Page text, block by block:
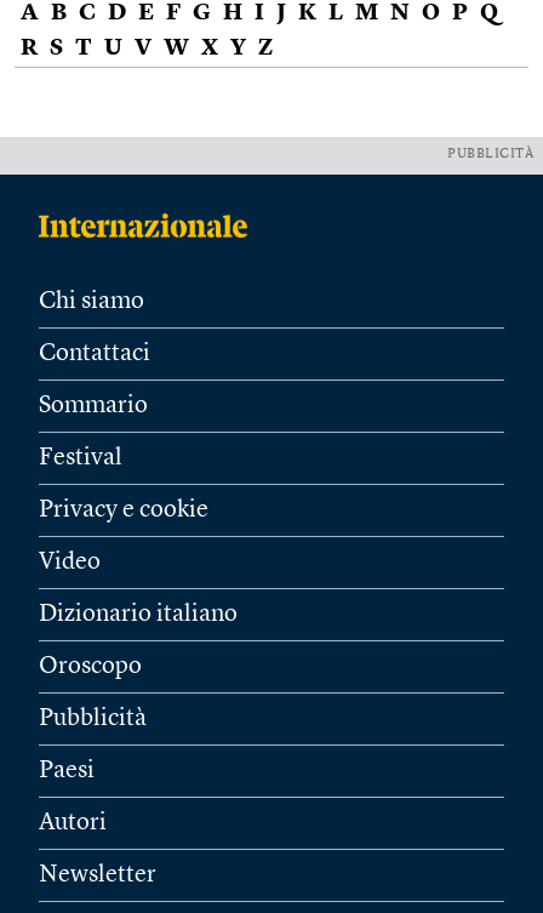
A B C D E F G H I J K L M N O P Q
R S T U V W X Y Z
PUBBLICITÀ
Chi siamo
Contattaci
Sommario
Festival
Privacy e cookie
Video
Dizionario italiano
Oroscopo
Pubblicità
Paesi
Autori
Newsletter